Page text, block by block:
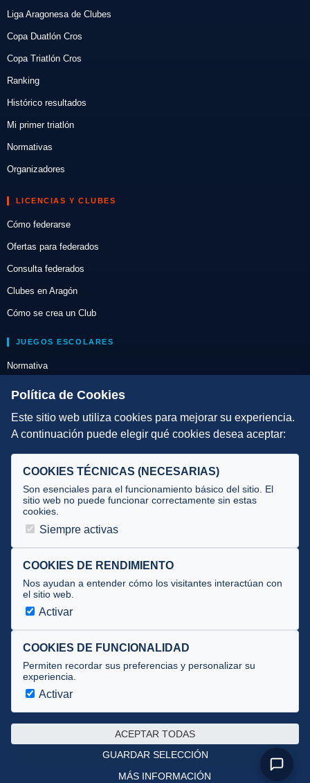
Liga Aragonesa de Clubes
Copa Duatlón Cros
Copa Triatlón Cros
Ranking
Histórico resultados
Mi primer triatlón
Normativas
Organizadores
LICENCIAS Y CLUBES
Cómo federarse
Ofertas para federados
Consulta federados
Clubes en Aragón
Cómo se crea un Club
JUEGOS ESCOLARES
Normativa
Escuelas de Triatlón
DIRECCIÓN TÉCNICA
Selecciones
Tecnificación
JUECES Y OFICIALES
Documentos
Cursos
Circulares oficiales
Convocatorias y Equipaciones
Av. José Atarés 101, semisótano. 50018 Zaragoza
Privacidad · Cookies
Política de Cookies
Este sitio web utiliza cookies para mejorar su experiencia.
A continuación puede elegir qué cookies desea aceptar:
COOKIES TÉCNICAS (NECESARIAS)
Son esenciales para el funcionamiento básico del sitio. El
sitio web no puede funcionar correctamente sin estas
cookies.
Siempre activas
COOKIES DE RENDIMIENTO
Nos ayudan a entender cómo los visitantes interactúan con
el sitio web.
Activar
COOKIES DE FUNCIONALIDAD
Permiten recordar sus preferencias y personalizar su
experiencia.
Activar
ACEPTAR TODAS
GUARDAR SELECCIÓN
MÁS INFORMACIÓN